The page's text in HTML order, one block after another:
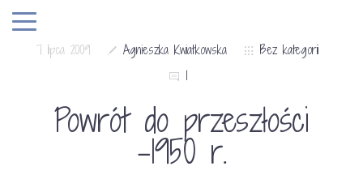
7 lipca 2009 Agnieszka Kwiatkowska
Bez kategorii
1
Powrót do przeszłości
-1950 r.